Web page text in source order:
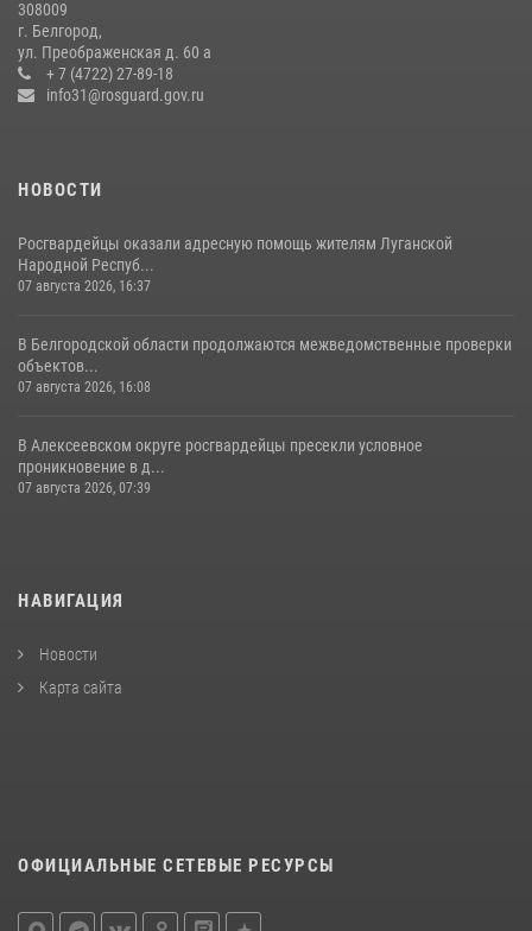
В Белгороде росгвардейцы приняли участие в круглом столе с
представителем Российского общества «Знание»
17 июля 2026, 07:10
308009
г. Белгород,
ул. Преображенская д. 60 а
+ 7 (4722) 27-89-18
info31@rosguard.gov.ru
НОВОСТИ
Росгвардейцы оказали адресную помощь жителям Луганской
Народной Респуб...
07 августа 2026, 16:37
В Белгородской области продолжаются межведомственные проверки
объектов...
07 августа 2026, 16:08
В Алексеевском округе росгвардейцы пресекли условное
проникновение в д...
07 августа 2026, 07:39
НАВИГАЦИЯ
Новости
Карта сайта
ОФИЦИАЛЬНЫЕ СЕТЕВЫЕ РЕСУРСЫ